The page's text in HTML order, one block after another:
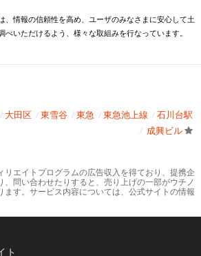
、情報の信頼性を高め、ユーザのみなさまに安心して土
べいただけるよう、様々な取組みを行なっています。
大田区 東雪谷 東急 東急池上線
石川台駅
成興ビル
リエイトプログラムの広告収入を得ており、提携企
、問い合わせたりすると、売り上げの一部がウチノ
ます。サービス内容については、公式サイトの情報
ト